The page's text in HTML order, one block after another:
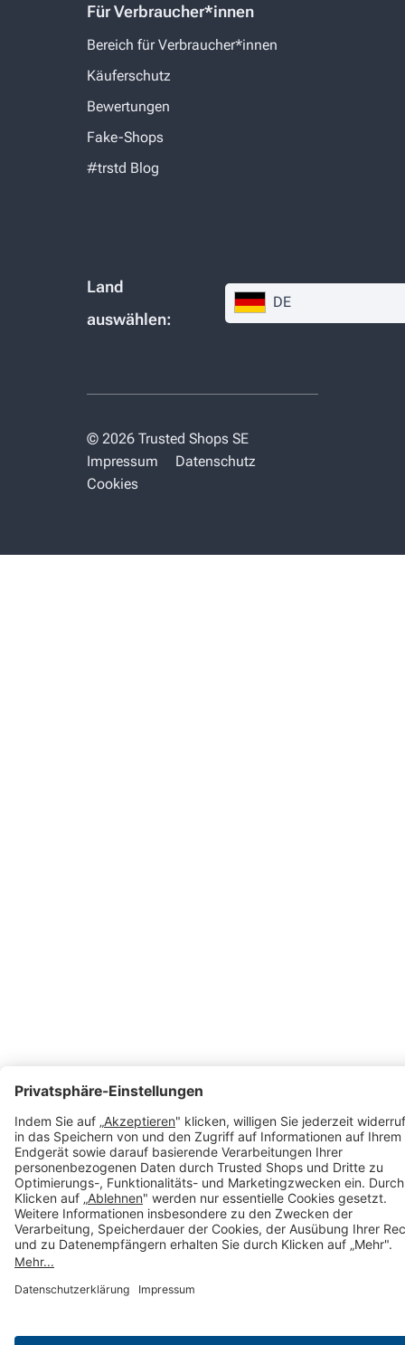
Für Verbraucher*innen
Bereich für Verbraucher*innen
Käuferschutz
Bewertungen
Fake-Shops
#trstd Blog
Land
auswählen:
DE
© 2026 Trusted Shops SE
Impressum
Datenschutz
Cookies